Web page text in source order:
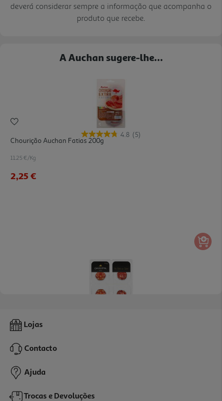
deverá considerar sempre a informação que acompanha o
produto que recebe.
A Auchan sugere-lhe...
4.8 (5)
Chourição Auchan Fatias 200g
11.25 €/Kg
2,25 €
Chourico Carne Alentejano/transmontano Damatta 4x35gr
2,79 €
Lojas
Contacto
Ajuda
Trocas e Devoluções